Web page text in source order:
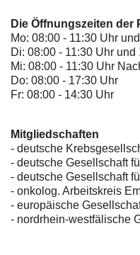
Die Öffnungszeiten der
Mo: 08:00 - 11:30 Uhr
Di: 08:00 - 11:30 Uhr
Mi: 08:00 - 11:30 Uhr
Do: 08:00 - 17:30 Uhr
Fr: 08:00 - 14:30 Uhr
Mitgliedschaften
- deutsche
- deutsche Gesellschaft
- deutsche Gesellschaft
- onkolog. Arbeitskreis
- europäische
- nordrhein-westfälische